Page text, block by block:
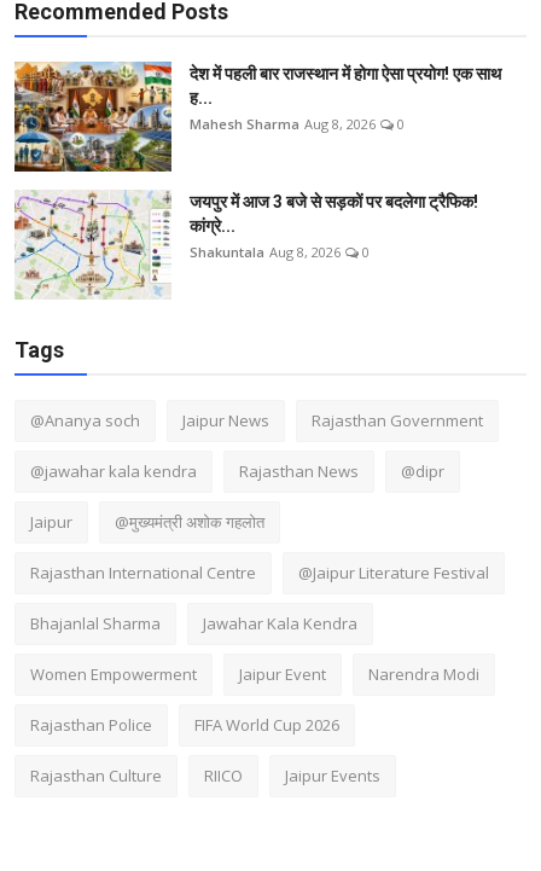
Recommended Posts
देश में पहली बार राजस्थान में होगा ऐसा प्रयोग! एक साथ
ह...
Mahesh Sharma Aug 8, 2026 0
जयपुर में आज 3 बजे से सड़कों पर बदलेगा ट्रैफिक!
कांग्रे...
Shakuntala Aug 8, 2026 0
Tags
@Ananya soch Jaipur News Rajasthan Government
@jawahar kala kendra Rajasthan News @dipr
Jaipur @मुख्यमंत्री अशोक गहलोत
Rajasthan International Centre @Jaipur Literature Festival
Bhajanlal Sharma Jawahar Kala Kendra
Women Empowerment Jaipur Event Narendra Modi
Rajasthan Police FIFA World Cup 2026
Rajasthan Culture RIICO Jaipur Events